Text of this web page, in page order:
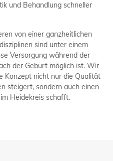
und Behandlung schneller
von einer ganzheitlichen
sind unter einem
Versorgung während der
der Geburt möglich ist. Wir
Konzept nicht nur die Qualität
steigert, sondern auch einen
Heidekreis schafft.